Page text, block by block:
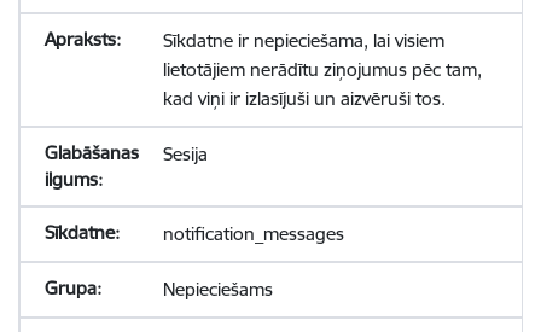
Sīkdatne ir nepieciešama, lai visiem
lietotājiem nerādītu ziņojumus pēc tam,
kad viņi ir izlasījuši un aizvēruši tos.
Sesija
notification_messages
Nepieciešams